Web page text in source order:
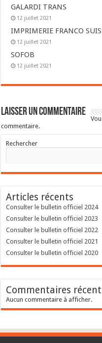
GALARDI TRANS
12 juillet 2021
IMPRIMERIE FRANCO
12 juillet 2021
SOFOB
12 juillet 2021
Laisser un commentaire
commentaire.
Rechercher
Articles récents
Consulter le bulletin officiel 2024
Consulter le bulletin officiel 2023
Consulter le bulletin officiel 2022
Consulter le bulletin officiel 2021
Consulter le bulletin officiel 2020
Commentaires
Aucun commentaire à afficher.